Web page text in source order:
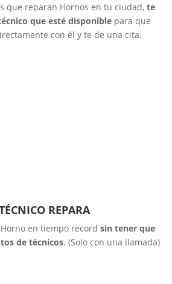
que reparan Hornos en tu ciudad, te
que esté disponiblepara que
con él y te de una cita.
REPARA
en tiempo record sin tener que
de técnicos. (Solo con una llamada)